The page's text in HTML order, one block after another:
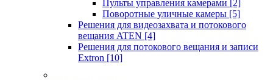
Пульты управления камерами [2]
Поворотные уличные камеры [5]
Решения для видеозахвата и потокового
вещания ATEN [4]
Решения для потокового вещания и записи
Extron [10]